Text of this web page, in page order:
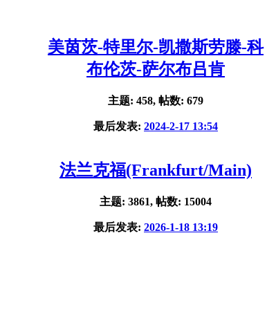
美茵茨-特里尔-凯撒斯劳滕-科
布伦茨-萨尔布吕肯
主题: 458, 帖数: 679
最后发表: 2024-2-17 13:54
法兰克福(Frankfurt/Main)
主题: 3861, 帖数: 15004
最后发表: 2026-1-18 13:19